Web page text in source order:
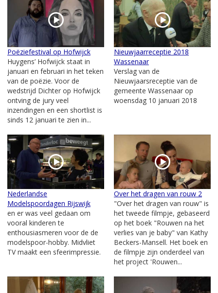
Poëziefestival op Hofwijck
Huygens’ Hofwijck staat in
januari en februari in het teken
van de poëzie. Voor de
wedstrijd Dichter op Hofwijck
ontving de jury veel
inzendingen en een shortlist is
sinds 12 januari te zien in...
Nieuwjaarreceptie 2018
Wassenaar
Verslag van de
Nieuwjaarsreceptie van de
gemeente Wassenaar op
woensdag 10 januari 2018
Nederlandse
Modelspoordagen Rijswijk
en er was veel gedaan om
vooral kinderen te
enthousiasmeren voor de de
modelspoor-hobby. Midvliet
TV maakt een sfeerimpressie.
Over het dragen van rouw 2
"Over het dragen van rouw" is
het tweede filmpje, gebaseerd
op het boek "Rouwen na het
verlies van je baby" van Kathy
Beckers-Mansell. Het boek en
de filmpje zijn onderdeel van
het project 'Rouwen...